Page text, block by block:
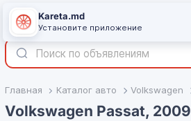
Главная Каталог авто Volkswagen
Volkswagen Passat, 2009
Kareta.md
Установите приложение